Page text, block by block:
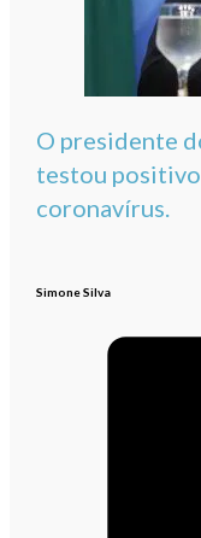
O presidente
testou
coronavírus.
Simone Silva